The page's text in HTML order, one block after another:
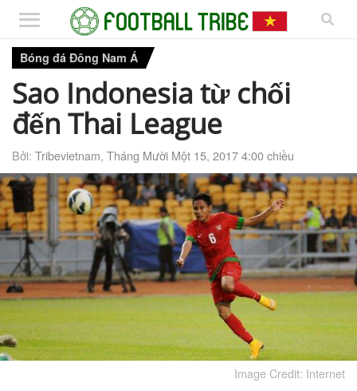
Bóng đá Đông Nam Á
Sao Indonesia từ chối
đến Thai League
Bởi: Tribevietnam, Tháng Mười Một 15, 2017 4:00 chiều
Image Credit: Internet